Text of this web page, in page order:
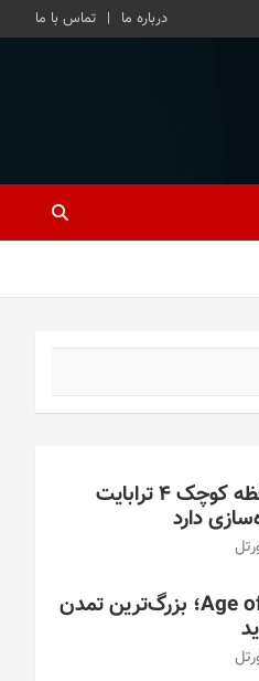
درباره ما تماس با ما
این کارت حافظه کوچک ۴ ترابایت
دارد
بازی/ Age of 2048؛ بزرگ‌ترین تمدن